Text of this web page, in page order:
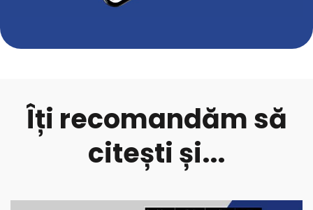
Îți recomandăm să
citești și...